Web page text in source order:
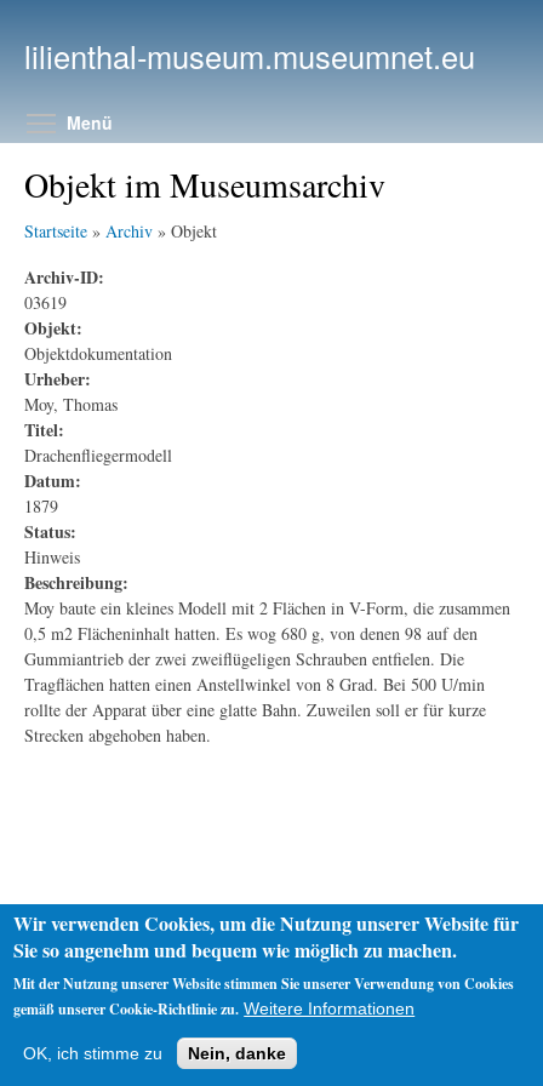
lilienthal-museum.museumnet.eu
Menü
Objekt im Museumsarchiv
Startseite » Archiv » Objekt
Archiv-ID:
03619
Objekt:
Objektdokumentation
Urheber:
Moy, Thomas
Titel:
Drachenfliegermodell
Datum:
1879
Status:
Hinweis
Beschreibung:
Moy baute ein kleines Modell mit 2 Flächen in V-Form, die zusammen
0,5 m2 Flächeninhalt hatten. Es wog 680 g, von denen 98 auf den
Gummiantrieb der zwei zweiflügeligen Schrauben entfielen. Die
Tragflächen hatten einen Anstellwinkel von 8 Grad. Bei 500 U/min
rollte der Apparat über eine glatte Bahn. Zuweilen soll er für kurze
Strecken abgehoben haben.
Impressum
Wir verwenden Cookies, um die Nutzung unserer Website für
Sie so angenehm und bequem wie möglich zu machen.
Mit der Nutzung unserer Website stimmen Sie unserer Verwendung von Cookies
gemäß unserer Cookie-Richtlinie zu. Weitere Informationen
OK, ich stimme zu Nein, danke